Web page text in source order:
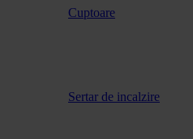
Cuptoare
Sertar de incalzire